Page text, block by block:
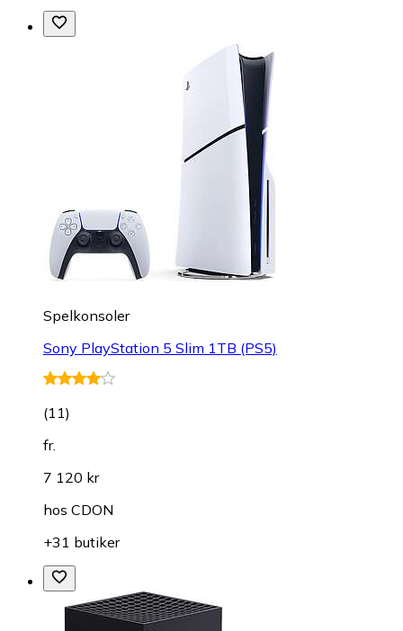
Spelkonsoler
Sony PlayStation 5 Slim 1TB (PS5)
(11)
fr.
7 120 kr
hos CDON
+31 butiker